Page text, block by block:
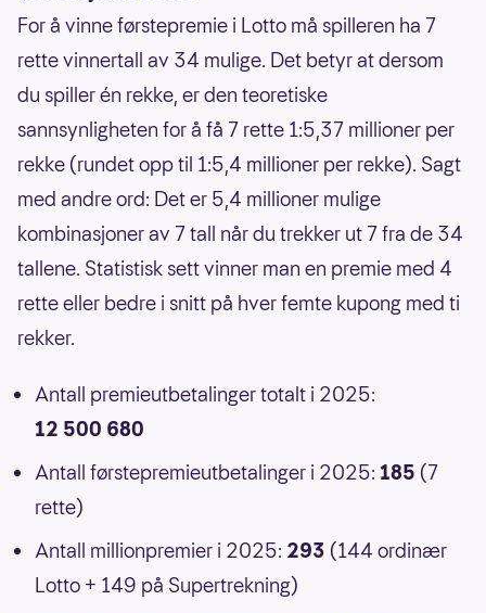
For å vinne førstepremie i Lotto må spilleren ha 7
rette vinnertall av 34 mulige. Det betyr at dersom
du spiller én rekke, er den teoretiske
sannsynligheten for å få 7 rette 1:5,37 millioner per
rekke (rundet opp til 1:5,4 millioner per rekke). Sagt
med andre ord: Det er 5,4 millioner mulige
kombinasjoner av 7 tall når du trekker ut 7 fra de 34
tallene. Statistisk sett vinner man en premie med 4
rette eller bedre i snitt på hver femte kupong med ti
rekker.
Antall premieutbetalinger totalt i 2025:
12 500 680
Antall førstepremieutbetalinger i 2025: 185 (7
rette)
Antall millionpremier i 2025: 293 (144 ordinær
Lotto + 149 på Supertrekning)